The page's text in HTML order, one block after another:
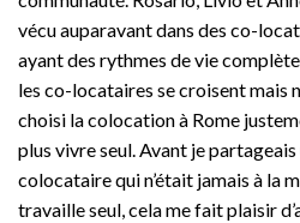
vécu auparavant dans des co-
ayant des rythmes de vie
les co-locataires se croisent mais
choisi la colocation à Rome
plus vivre seul. Avant je
colocataire qui n’était jamais à la
travaille seul, cela me fait plaisir